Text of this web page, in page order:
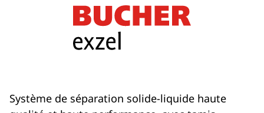
Système de séparation solide-liquide haute